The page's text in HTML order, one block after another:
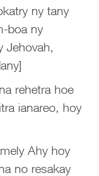
ny tany
boa ny
rehetra hoe
ianareo, hoy
Ahy hoy
no resakay